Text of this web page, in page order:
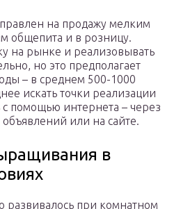
на продажу мелким
общепита и в розницу.
на рынке и реализовывать
но это предполагает
– в среднем 500-1000
искать точки реализации
помощью интернета – через
или на сайте.
в
развивалось при комнатном